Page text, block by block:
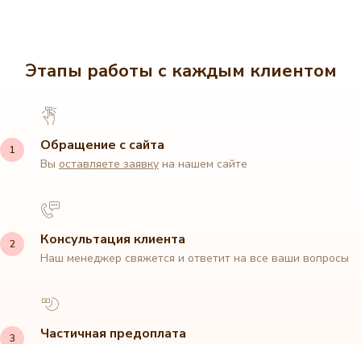
Этапы работы с каждым клиентом
Обращение с сайта
Вы оставляете заявку на нашем сайте
Консультация клиента
Наш менеджер свяжется и ответит на все ваши вопросы
Частичная предоплата